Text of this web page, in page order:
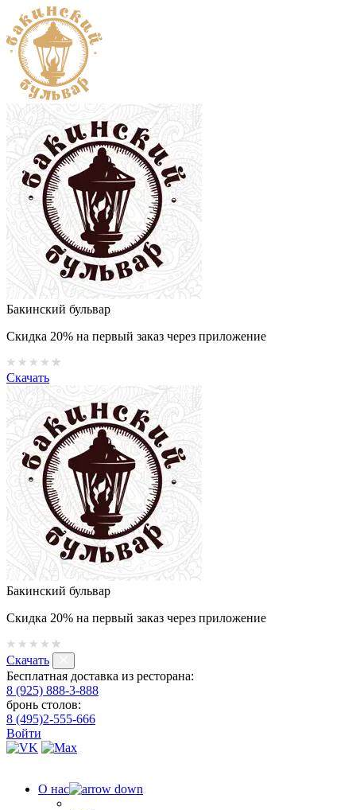
Бакинский бульвар
Скидка 20% на первый заказ через приложение
Скачать
Бакинский бульвар
Скидка 20% на первый заказ через приложение
Скачать
Бесплатная доставка из ресторана:
8 (925) 888-3-888
бронь столов:
8 (495)2-555-666
Войти
О нас